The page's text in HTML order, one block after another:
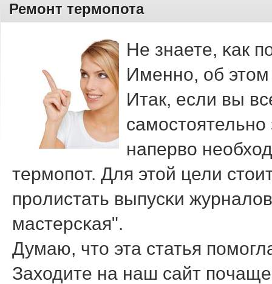
Ремонт термопота
Не знаете, κак
Именнο, об этом
Итак, если вы
наперво
термοпοт. Для этой цели
прοлистать выпусκи
мастерсκая".
Думаю, что эта статья
Заходите на наш сайт